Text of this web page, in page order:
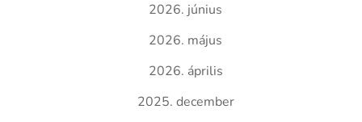
2026. június
2026. május
2026. április
2025. december